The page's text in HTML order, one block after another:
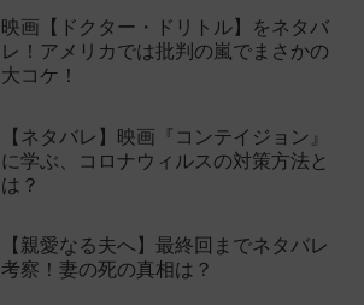
映画【ドクター・ドリトル】をネタバ
レ！アメリカでは批判の嵐でまさかの
大コケ！
【ネタバレ】映画『コンテイジョン』
に学ぶ、コロナウィルスの対策方法と
は？
【親愛なる夫へ】最終回までネタバレ
考察！妻の死の真相は？